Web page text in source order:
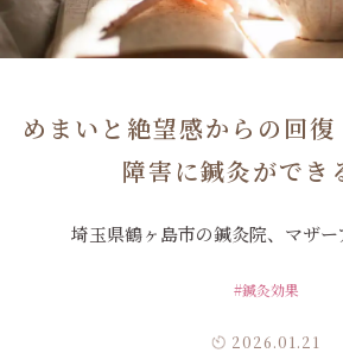
めまいと絶望感からの回
障害に鍼灸ができ
埼玉県鶴ヶ島市の鍼灸院、マザ
#鍼灸効果
2026.01.21